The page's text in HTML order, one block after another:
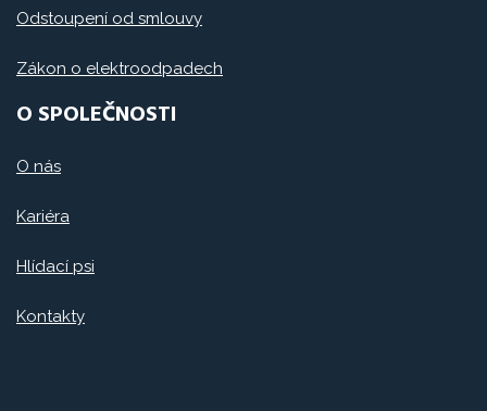
Odstoupení od smlouvy
Zákon o elektroodpadech
O SPOLEČNOSTI
O nás
Kariéra
Hlídací psi
Kontakty